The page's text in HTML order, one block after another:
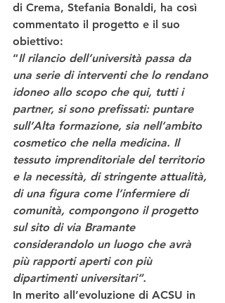
di Crema, Stefania Bonaldi, ha così
commentato il progetto e il suo
obiettivo:
“Il rilancio dell’università passa da
una serie di interventi che lo rendano
idoneo allo scopo che qui, tutti i
partner, si sono prefissati: puntare
sull’Alta formazione, sia nell’ambito
cosmetico che nella medicina. Il
tessuto imprenditoriale del territorio
e la necessità, di stringente attualità,
di una figura come l’infermiere di
comunità, compongono il progetto
sul sito di via Bramante
considerandolo un luogo che avrà
più rapporti aperti con più
dipartimenti universitari”.
In merito all’evoluzione di ACSU in